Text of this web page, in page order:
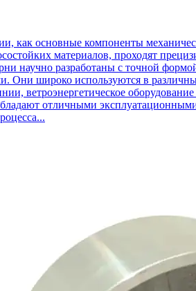
как основные компоненты
материалов, проходят
научно разработаны с точной
Они широко используются в
ветроэнергетическое
отличными